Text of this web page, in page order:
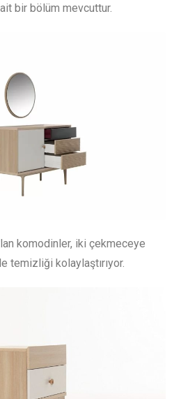
bir bölüm mevcuttur.
komodinler, iki çekmeceye
temizliği kolaylaştırıyor.